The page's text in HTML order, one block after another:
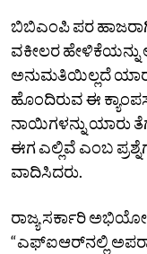
ಬಿಬಿಎಂಪಿ ಪರ
ವಕೀಲರ
ಅನುಮತಿಯಿಲ್ಲದೆ ಯಾರೂ
ಹೊಂದಿರುವ ಈ
ನಾಯಿಗಳನ್ನು ಯಾರು
ಈಗ ಎಲ್ಲಿವೆ ಎಂಬ
ವಾದಿಸಿದರು.
ರಾಜ್ಯ ಸರ್ಕಾರಿ
“ಎಫ್‌ಐಆರ್‌ನಲ್ಲಿ